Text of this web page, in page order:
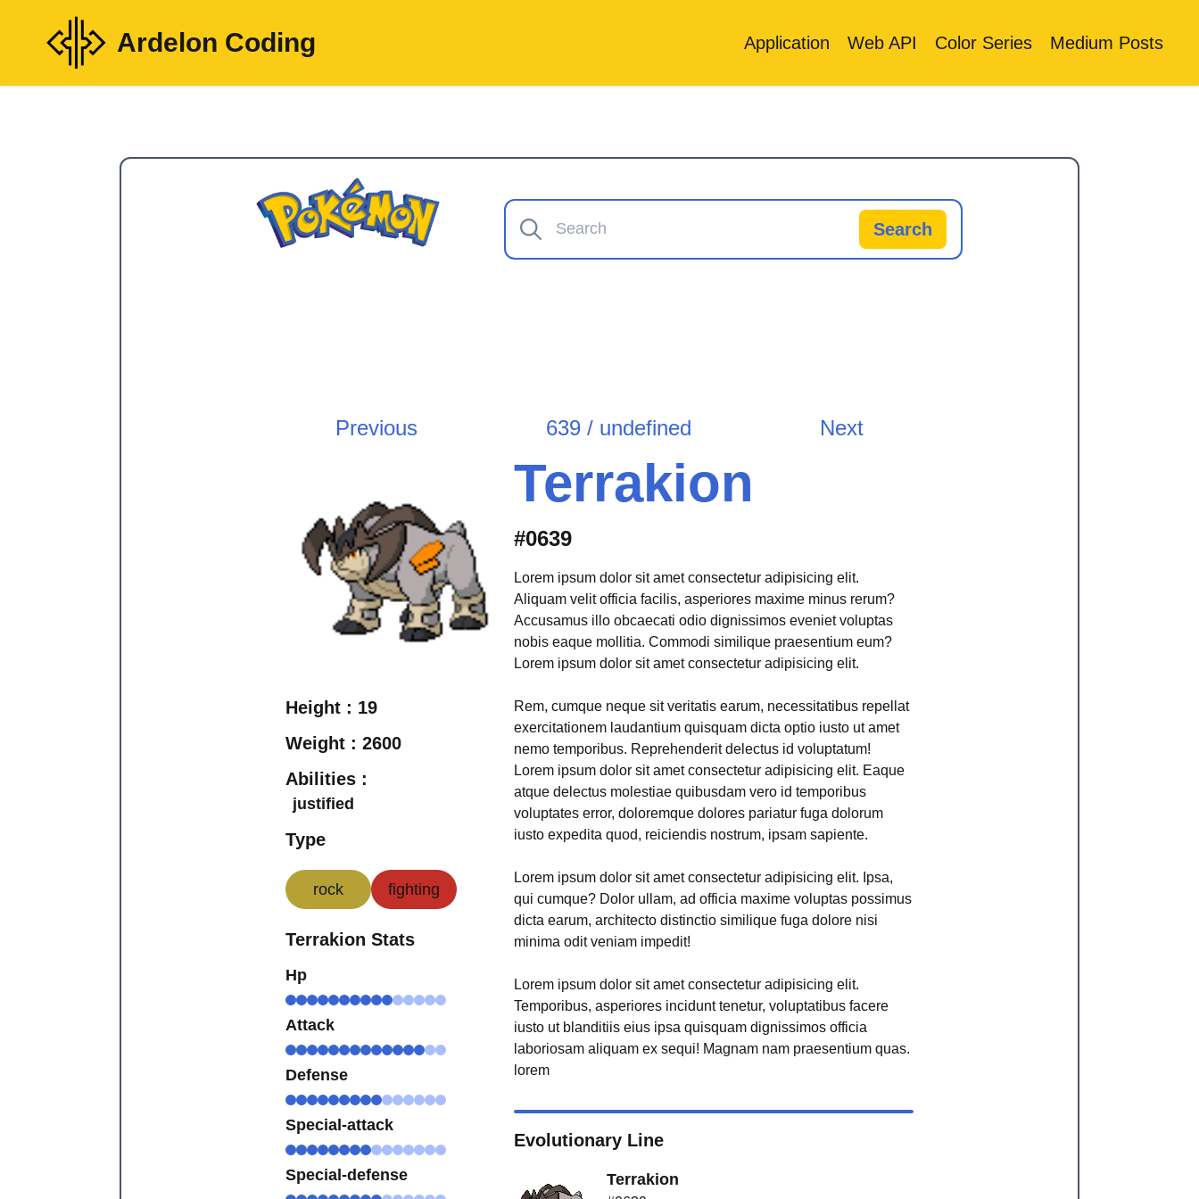
Ardelon Coding Application Web API Color Series Medium Posts
Search
Previous 639 / undefined Next
Height : 19
Weight :2600
Abilities :
justified
Type
rock fighting
Terrakion Stats
Hp
Attack
Defense
Special-attack
Special-defense
Terrakion
#0639
Lorem ipsum dolor sit amet consectetur adipisicing elit.
Aliquam velit officia facilis, asperiores maxime minus rerum?
Accusamus illo obcaecati odio dignissimos eveniet voluptas
nobis eaque mollitia. Commodi similique praesentium eum?
Lorem ipsum dolor sit amet consectetur adipisicing elit.
Rem, cumque neque sit veritatis earum, necessitatibus repellat
exercitationem laudantium quisquam dicta optio iusto ut amet
nemo temporibus. Reprehenderit delectus id voluptatum!
Lorem ipsum dolor sit amet consectetur adipisicing elit. Eaque
atque delectus molestiae quibusdam vero id temporibus
voluptates error, doloremque dolores pariatur fuga dolorum
iusto expedita quod, reiciendis nostrum, ipsam sapiente.
Lorem ipsum dolor sit amet consectetur adipisicing elit. Ipsa,
qui cumque? Dolor ullam, ad officia maxime voluptas possimus
dicta earum, architecto distinctio similique fuga dolore nisi
minima odit veniam impedit!
Lorem ipsum dolor sit amet consectetur adipisicing elit.
Temporibus, asperiores incidunt tenetur, voluptatibus facere
iusto ut blanditiis eius ipsa quisquam dignissimos officia
laboriosam aliquam ex sequi! Magnam nam praesentium quas.
lorem
Evolutionary Line
Terrakion